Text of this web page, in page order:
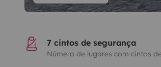
7 cintos de segurança
Número de lugares com cintos